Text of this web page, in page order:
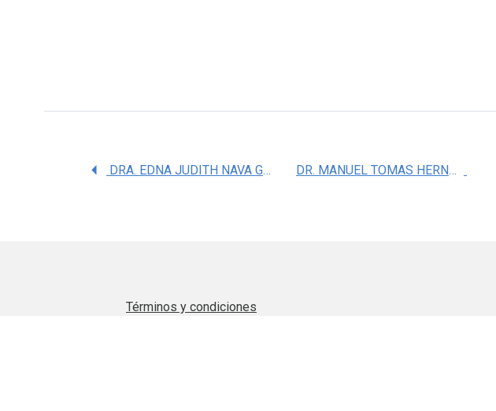
DRA. EDNA JUDITH NAVA GONZALEZ DR. MANUEL TOMAS HERNANDEZ TRIANA
Términos y condiciones